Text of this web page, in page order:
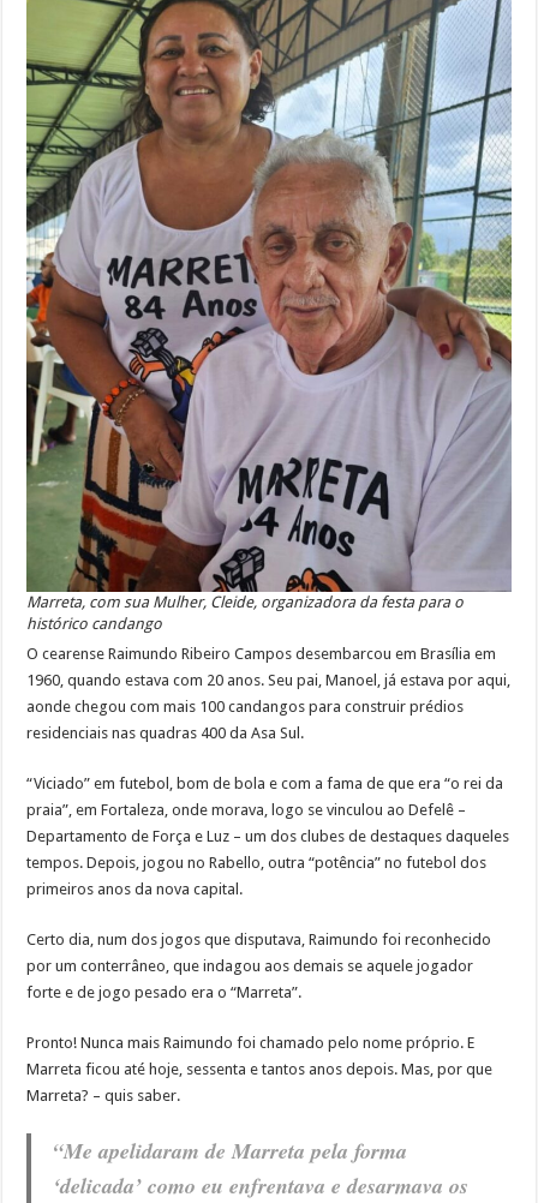
Marreta, com sua Mulher, Cleide, organizadora da festa para o
histórico candango
O cearense Raimundo Ribeiro Campos desembarcou em Brasília em
1960, quando estava com 20 anos. Seu pai, Manoel, já estava por aqui,
aonde chegou com mais 100 candangos para construir prédios
residenciais nas quadras 400 da Asa Sul.
“Viciado” em futebol, bom de bola e com a fama de que era “o rei da
praia”, em Fortaleza, onde morava, logo se vinculou ao Defelê –
Departamento de Força e Luz – um dos clubes de destaques daqueles
tempos. Depois, jogou no Rabello, outra “potência” no futebol dos
primeiros anos da nova capital.
Certo dia, num dos jogos que disputava, Raimundo foi reconhecido
por um conterrâneo, que indagou aos demais se aquele jogador
forte e de jogo pesado era o “Marreta”.
Pronto! Nunca mais Raimundo foi chamado pelo nome próprio. E
Marreta ficou até hoje, sessenta e tantos anos depois. Mas, por que
Marreta? – quis saber.
“Me apelidaram de Marreta pela forma
‘delicada’ como eu enfrentava e desarmava os